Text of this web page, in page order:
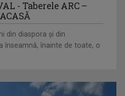
- Taberele ARC –
din diaspora și din
înseamnă, înainte de toate, o